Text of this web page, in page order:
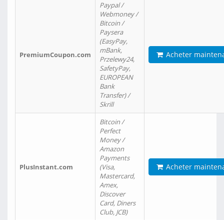
PremiumCoupon.com
Paypal /
Webmoney /
Bitcoin /
Paysera
(EasyPay,
mBank,
Przelewy24,
SafetyPay,
EUROPEAN
Bank
Transfer) /
Skrill
Acheter
PlusInstant.com
Bitcoin /
Perfect
Money /
Amazon
Payments
(Visa,
Mastercard,
Amex,
Discover
Card, Diners
Club, JCB)
Acheter